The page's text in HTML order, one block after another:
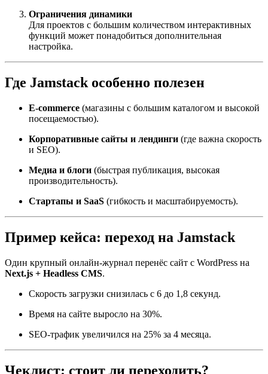
Ограничения динамики
Для проектов с большим количеством интерактивных
функций может понадобиться дополнительная
настройка.
Где Jamstack особенно полезен
E-commerce (магазины с большим каталогом и высокой
посещаемостью).
Корпоративные сайты и лендинги (где важна скорость
и SEO).
Медиа и блоги (быстрая публикация, высокая
производительность).
Стартапы и SaaS (гибкость и масштабируемость).
Пример кейса: переход на Jamstack
Один крупный онлайн-журнал перенёс сайт с WordPress на
Next.js + Headless CMS.
Скорость загрузки снизилась с 6 до 1,8 секунд.
Время на сайте выросло на 30%.
SEO-трафик увеличился на 25% за 4 месяца.
Чеклист: стоит ли переходить?